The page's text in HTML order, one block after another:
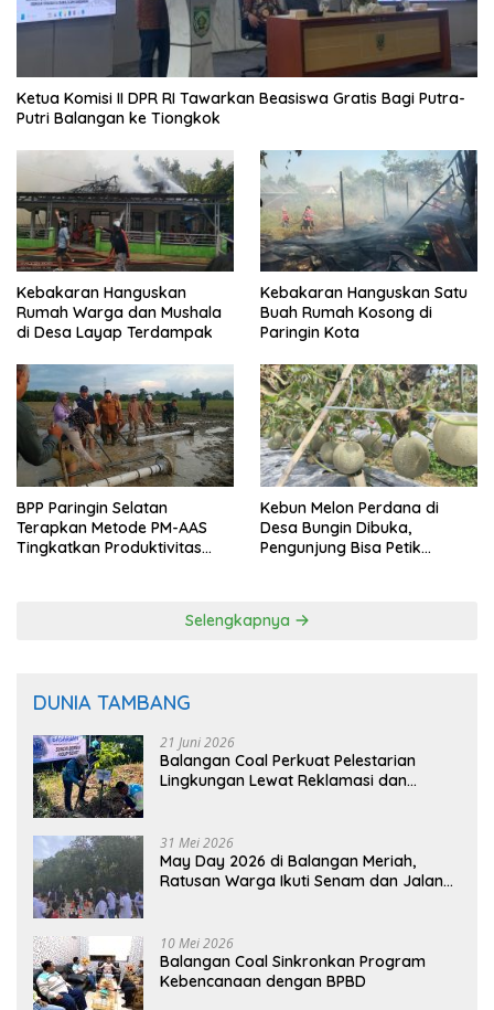
Ketua Komisi II DPR RI Tawarkan Beasiswa Gratis Bagi Putra-
Putri Balangan ke Tiongkok
Kebakaran Hanguskan
Rumah Warga dan Mushala
di Desa Layap Terdampak
Kebakaran Hanguskan Satu
Buah Rumah Kosong di
Paringin Kota
BPP Paringin Selatan
Terapkan Metode PM-AAS
Tingkatkan Produktivitas
Kebun Melon Perdana di
Desa Bungin Dibuka,
Pengunjung Bisa Petik
Selengkapnya
DUNIA TAMBANG
21 Juni 2026
Balangan Coal Perkuat Pelestarian
Lingkungan Lewat Reklamasi dan
31 Mei 2026
May Day 2026 di Balangan Meriah,
Ratusan Warga Ikuti Senam dan Jalan
10 Mei 2026
Balangan Coal Sinkronkan Program
Kebencanaan dengan BPBD